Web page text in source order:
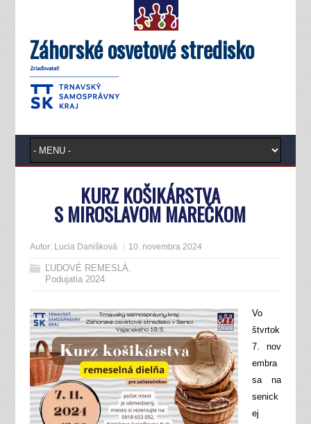
Záhorské osvetové stredisko
KURZ KOŠIKÁRSTVA
S MIROSLAVOM MAREČKOM
Autor: Lucia Danišková 10. novembra 2024
ĽUDOVÉ REMESLÁ,
Podujatia 2024
Vo
štvrtok
7. nov
embra
sa na
senick
ej